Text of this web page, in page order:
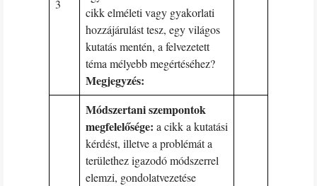
3
cikk elméleti vagy gyakorlati
hozzájárulást tesz, egy világos
kutatás mentén, a felvezetett
téma mélyebb megértéséhez?
Megjegyzés:
Módszertani szempontok
megfelelősége: a cikk a kutatási
kérdést, illetve a problémát a
területhez igazodó módszerrel
elemzi, gondolatvezetése